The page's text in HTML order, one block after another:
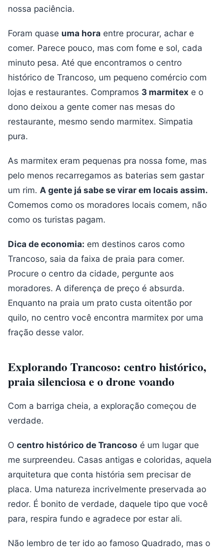
nossa paciência.
Foram quase uma hora entre procurar, achar e
comer. Parece pouco, mas com fome e sol, cada
minuto pesa. Até que encontramos o centro
histórico de Trancoso, um pequeno comércio com
lojas e restaurantes. Compramos 3 marmitex e o
dono deixou a gente comer nas mesas do
restaurante, mesmo sendo marmitex. Simpatia
pura.
As marmitex eram pequenas pra nossa fome, mas
pelo menos recarregamos as baterias sem gastar
um rim. A gente já sabe se virar em locais assim.
Comemos como os moradores locais comem, não
como os turistas pagam.
Dica de economia: em destinos caros como
Trancoso, saia da faixa de praia para comer.
Procure o centro da cidade, pergunte aos
moradores. A diferença de preço é absurda.
Enquanto na praia um prato custa oitentão por
quilo, no centro você encontra marmitex por uma
fração desse valor.
Explorando Trancoso: centro histórico,
praia silenciosa e o drone voando
Com a barriga cheia, a exploração começou de
verdade.
O centro histórico de Trancoso é um lugar que
me surpreendeu. Casas antigas e coloridas, aquela
arquitetura que conta história sem precisar de
placa. Uma natureza incrivelmente preservada ao
redor. É bonito de verdade, daquele tipo que você
para, respira fundo e agradece por estar ali.
Não lembro de ter ido ao famoso Quadrado, mas o